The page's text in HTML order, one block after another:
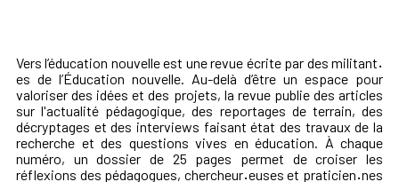
Vers l’éducation nouvelleest une revue écrite par des militant·
es de l’Éducation nouvelle. Au-delà d’être un espace pour
valoriser des idées et des projets, la revue publie des articles
sur l'actualité pédagogique, des reportages de terrain, des
décryptages et des interviews faisant état des travaux de la
recherche et des questions vives en éducation. À chaque
numéro, un dossier de 25 pages permet de croiser les
réflexions des pédagogues, chercheur·euses et praticien·nes